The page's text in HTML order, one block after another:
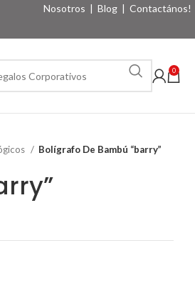
Nosotros | Blog | Contactános!
0
Bolígrafo De Bambú “barry”